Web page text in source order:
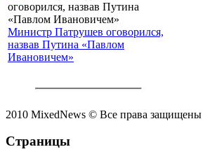
Министр Патрушев оговорился,
назвав Путина «Павлом
Ивановичем»
2010 MixedNews © Все права защищены
Страницы